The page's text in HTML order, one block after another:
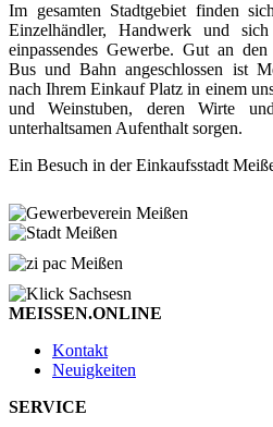
Im gesamten Stadtgebiet finden
Einzelhändler, Handwerk und
einpassendes Gewerbe. Gut an
Bus und Bahn angeschlossen ist
nach Ihrem Einkauf Platz in einem
und Weinstuben, deren Wirte
unterhaltsamen Aufenthalt sorgen.
Ein Besuch in der Einkaufsstadt
MEISSEN.ONLINE
Kontakt
Neuigkeiten
SERVICE